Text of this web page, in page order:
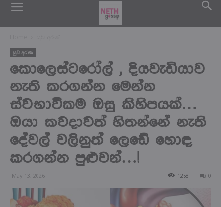
සුව අරණ
කොලෙස්ටරෝල් , දියවැඩියාව
නැති කරගන්න මෙන්න
ස්වභාවිකම ඔසු කිහිපයක්…
ඔයා කවදාවත් හිතන්නේ නැති
දේවල් වලිනුත් ලෙඩේ හොඳ
කරගන්න පුළුවන්…!
May 13, 2026 0
1258